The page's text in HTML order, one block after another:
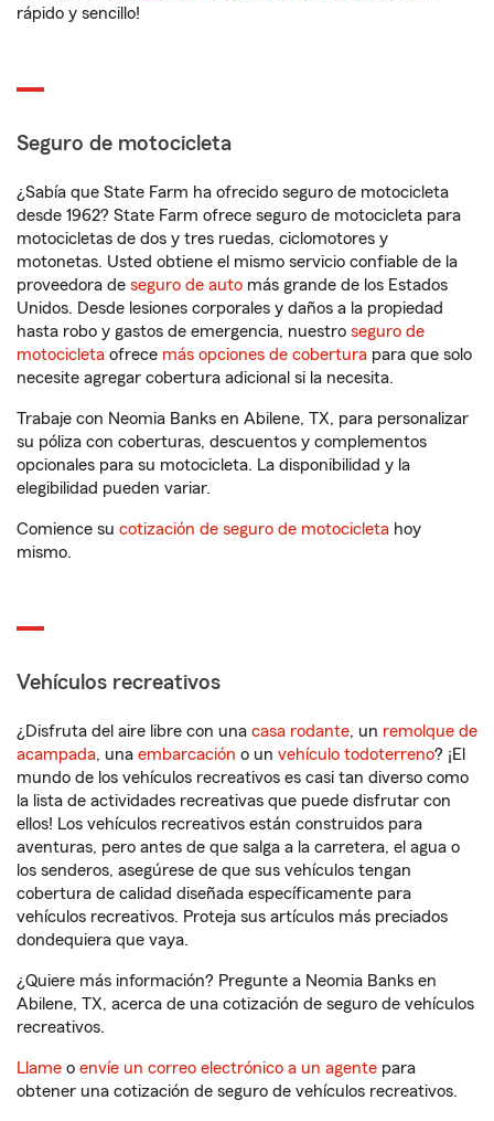
rápido y sencillo!
Seguro de motocicleta
¿Sabía que State Farm ha ofrecido seguro de motocicleta
desde 1962? State Farm ofrece seguro de motocicleta para
motocicletas de dos y tres ruedas, ciclomotores y
motonetas. Usted obtiene el mismo servicio confiable de la
proveedora de seguro de auto más grande de los Estados
Unidos. Desde lesiones corporales y daños a la propiedad
hasta robo y gastos de emergencia, nuestro seguro de
motocicleta ofrece más opciones de cobertura para que solo
necesite agregar cobertura adicional si la necesita.
Trabaje con Neomia Banks en Abilene, TX, para personalizar
su póliza con coberturas, descuentos y complementos
opcionales para su motocicleta. La disponibilidad y la
elegibilidad pueden variar.
Comience su cotización de seguro de motocicleta hoy
mismo.
Vehículos recreativos
¿Disfruta del aire libre con una casa rodante, un remolque de
acampada, una embarcación o un vehículo todoterreno? ¡El
mundo de los vehículos recreativos es casi tan diverso como
la lista de actividades recreativas que puede disfrutar con
ellos! Los vehículos recreativos están construidos para
aventuras, pero antes de que salga a la carretera, el agua o
los senderos, asegúrese de que sus vehículos tengan
cobertura de calidad diseñada específicamente para
vehículos recreativos. Proteja sus artículos más preciados
dondequiera que vaya.
¿Quiere más información? Pregunte a Neomia Banks en
Abilene, TX, acerca de una cotización de seguro de vehículos
recreativos.
Llame o envíe un correo electrónico a un agente para
obtener una cotización de seguro de vehículos recreativos.